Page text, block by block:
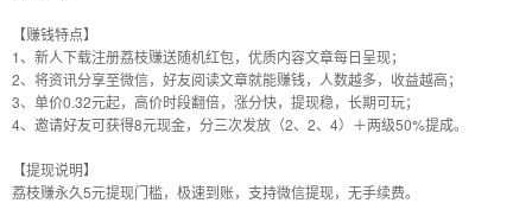
【赚钱特点】
1、新人下载注册荔枝赚送随机红包，优质内容文章每日呈现；
2、将资讯分享至微信，好友阅读文章就能赚钱，人数越多，收益越高；
3、单价0.32元起，高价时段翻倍，涨分快，提现稳，长期可玩；
4、邀请好友可获得8元现金，分三次发放（2、2、4）＋两级50%提成。
【提现说明】
荔枝赚永久5元提现门槛，极速到账，支持微信提现，无手续费。